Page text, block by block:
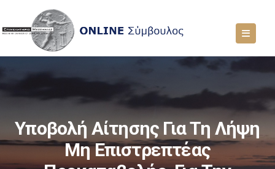
Υποβολή Αίτησης Για Τη Λήψη
Μη Επιστρεπτέας